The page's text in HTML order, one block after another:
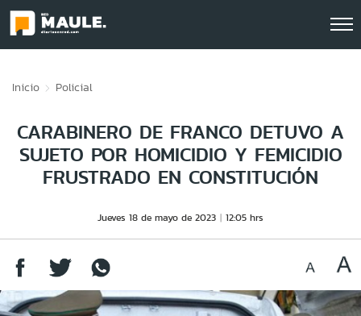
Inicio Policial
CARABINERO DE FRANCO DETUVO A
SUJETO POR HOMICIDIO Y FEMICIDIO
FRUSTRADO EN CONSTITUCIÓN
Jueves 18 de mayo de 2023 12:05 hrs